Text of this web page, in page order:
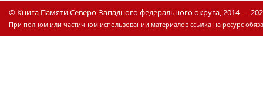
© Книга Памяти Северо-Западного федерального округа, 2014 —
При полном или частичном использовании материалов ссылка на ресурс